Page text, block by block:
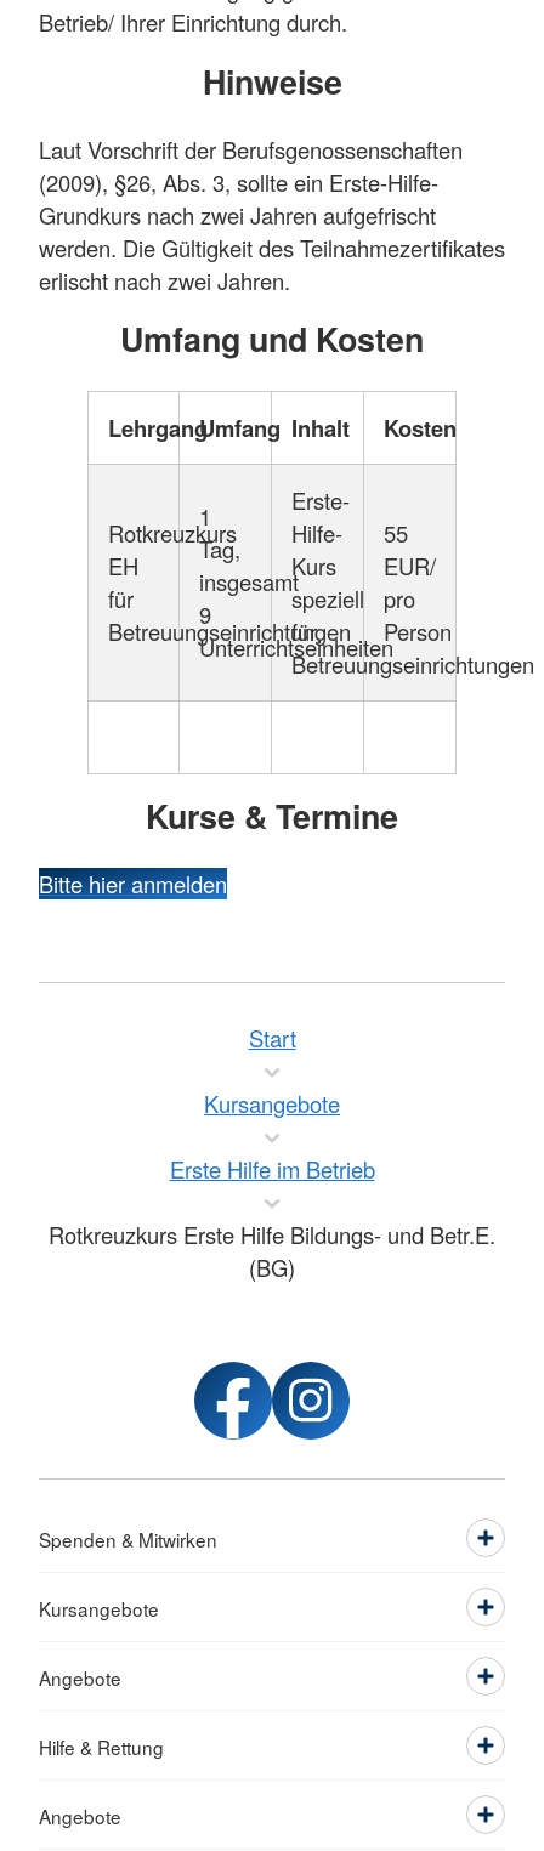
Betrieb/ Ihrer Einrichtung durch.
Hinweise
Laut Vorschrift der Berufsgenossenschaften
(2009), §26, Abs. 3, sollte ein Erste-Hilfe-
Grundkurs nach zwei Jahren aufgefrischt
werden. Die Gültigkeit des Teilnahmezertifikates
erlischt nach zwei Jahren.
Umfang und Kosten
LehrgangUmfang Inhalt Kosten
Rotkreuzkurs
EH
für
Betreuungseinrichtungen
1
Tag,
insgesamt
9
Unterrichtseinheiten
Erste-
Hilfe-
Kurs
speziell
für
Betreuungseinrichtungen
55
EUR/
pro
Person
Kurse & Termine
Bitte hier anmelden
Start
Kursangebote
Erste Hilfe im Betrieb
Rotkreuzkurs Erste Hilfe Bildungs- und Betr.E.
(BG)
Spenden & Mitwirken
Kursangebote
Angebote
Hilfe & Rettung
Angebote